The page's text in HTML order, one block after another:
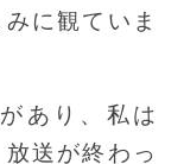
に観ていま
あり、私は
送が終わっ